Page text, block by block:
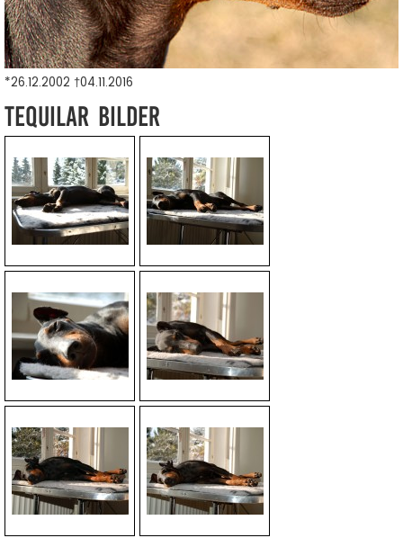
*26.12.2002 †04.11.2016
Tequilar Bilder